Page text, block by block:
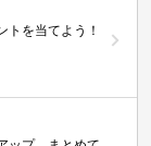
トを当てよう！